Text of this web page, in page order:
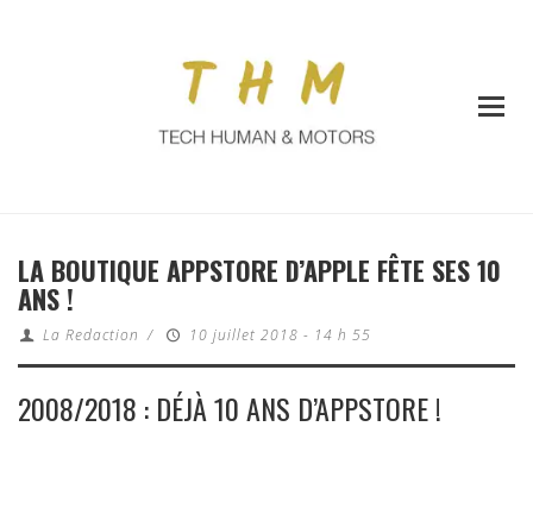
LA BOUTIQUE APPSTORE D’APPLE FÊTE SES 10
ANS !
La Redaction / 10 juillet 2018 - 14 h 55
2008/2018 : DÉJÀ 10 ANS D’APPSTORE !